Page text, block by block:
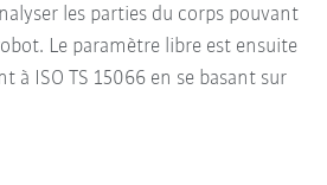
les parties du corps pouvant
Le paramètre libre est ensuite
à ISO TS 15066 en se basant sur